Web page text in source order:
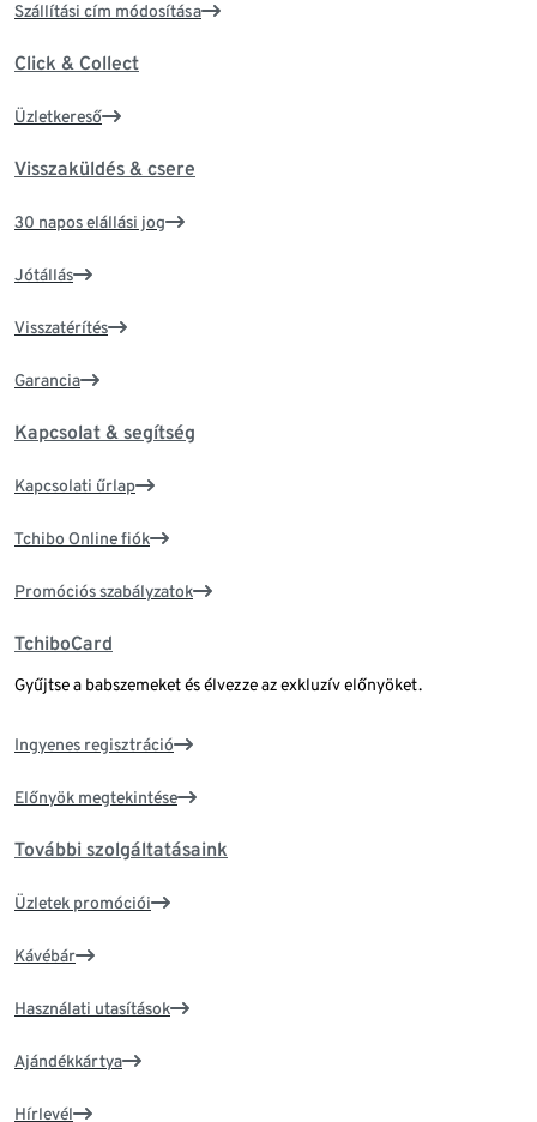
Szállítási cím módosítása
Click & Collect
Üzletkereső
Visszaküldés & csere
30 napos elállási jog
Jótállás
Visszatérítés
Garancia
Kapcsolat & segítség
Kapcsolati űrlap
Tchibo Online fiók
Promóciós szabályzatok
TchiboCard
Gyűjtse a babszemeket és élvezze az exkluzív előnyöket.
Ingyenes regisztráció
Előnyök megtekintése
További szolgáltatásaink
Üzletek promóciói
Kávébár
Használati utasítások
Ajándékkártya
Hírlevél